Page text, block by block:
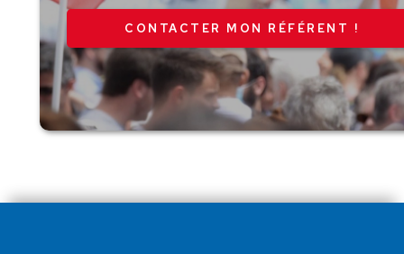
CONTACTER MON RÉFÉRENT !